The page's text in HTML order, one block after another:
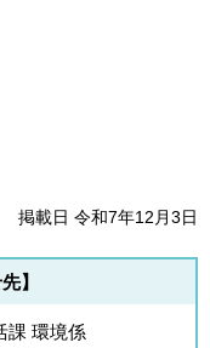
掲載日 令和7年12月3日
】
課 環境係